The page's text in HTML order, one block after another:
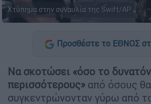
Χτύπημα στην συναυλία της Swift/ΑP
Προσθέστε το ΕΘΝΟΣ
Να σκοτώσει «όσο το δυνατόν
περισσότερους» από όσους θα
συγκεντρώνονταν γύρω από